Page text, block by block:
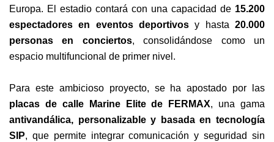
Europa. El estadio contará con una capacidad de 15.200
espectadores en eventos deportivos y hasta 20.000
personas en conciertos, consolidándose como un
espacio multifuncional de primer nivel.
Para este ambicioso proyecto, se ha apostado por las
placas de calle Marine Elite de FERMAX, una gama
antivandálica, personalizable y basada en tecnología
SIP, que permite integrar comunicación y seguridad sin